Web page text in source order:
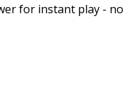
for instant play - no